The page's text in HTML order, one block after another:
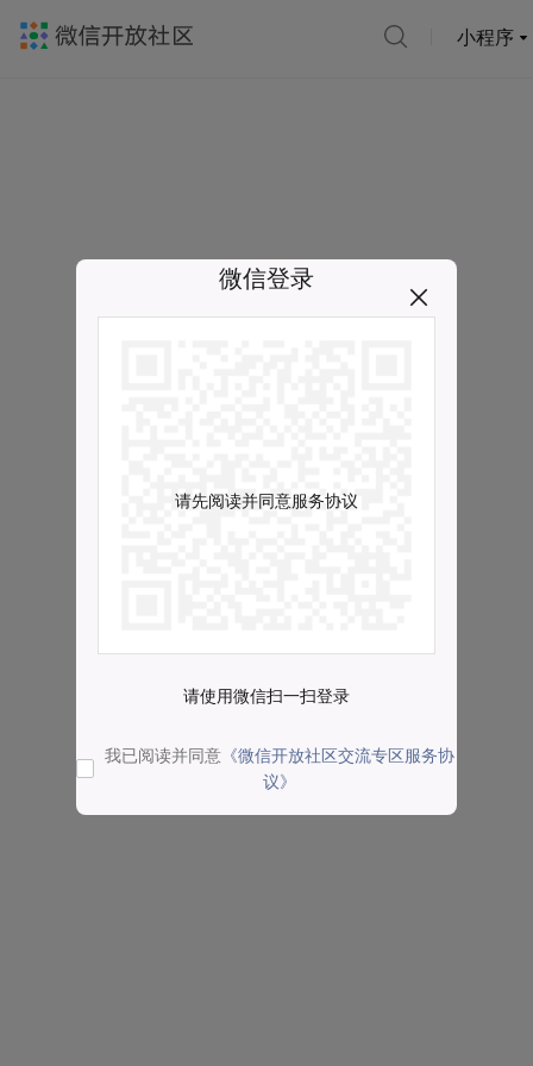
小程序
微信登录
请先阅读并同意服务协议
请使用微信扫一扫登录
我已阅读并同意 《微信开放社区交流专区服务协
议》